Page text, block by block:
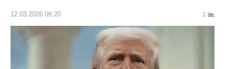
12.03.2026 08:20 1